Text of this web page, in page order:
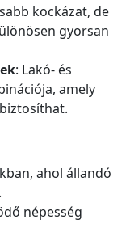
kockázat, de
gyorsan
: Lakó- és
amely
ahol állandó
népesség